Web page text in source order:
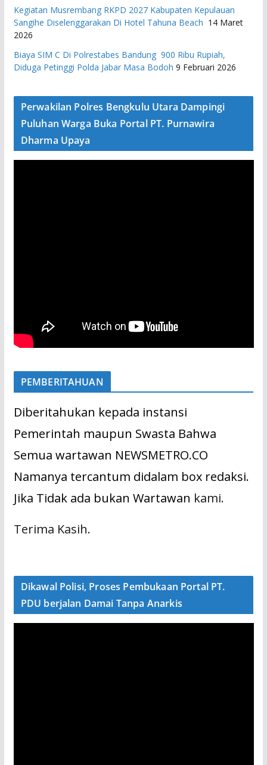
Kegiatan Musrembang RKPD 2027 ​Kabupaten Kepulauan
Sangihe Diselenggarakan Di Hotel Tahuna Beach 14 Maret
2026
Biaya SIM C Di Polrestabes Bandung 900 Ribu Rupiah,
Diduga Petinggi Polda Jabar Masa Bodoh 9 Februari 2026
Perwakilan Polres Bengkulu Utara Dampingi
Puluhan Warga Buka Portal PT. Purnawira
Dharma Upaya
PEMBERITAHUAN
Diberitahukan kepada instansi
Pemerintah maupun Swasta Bahwa
Semua wartawan NEWSMETRO.CO
Namanya tercantum didalam box redaksi.
Jika Tidak ada bukan Wartawan kami.
Terima Kasih.
Dikawal Polisi, Proses Pembukaan Portal PT.
PDU berjalan Damai Tanpa Anarkis